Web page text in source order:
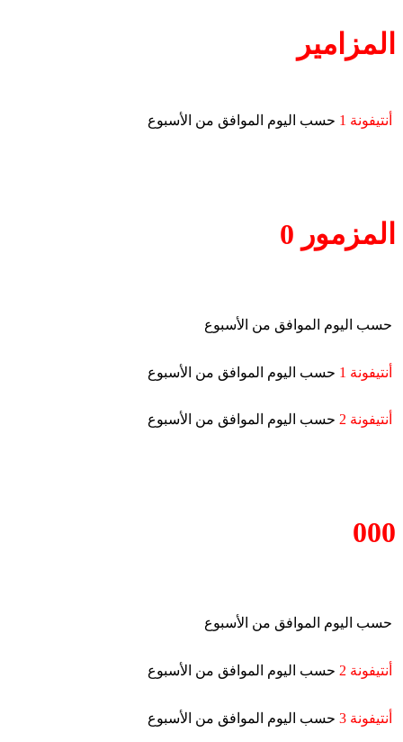
المزامير
أنتيفونة 1 حسب اليوم الموافق من الأسبوع
المزمور 0
حسب اليوم الموافق من الأسبوع
أنتيفونة 1 حسب اليوم الموافق من الأسبوع
أنتيفونة 2 حسب اليوم الموافق من الأسبوع
000
حسب اليوم الموافق من الأسبوع
أنتيفونة 2 حسب اليوم الموافق من الأسبوع
أنتيفونة 3 حسب اليوم الموافق من الأسبوع